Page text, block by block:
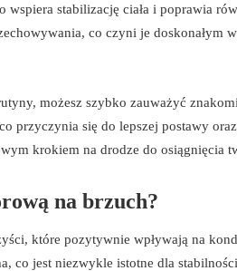
wspiera stabilizację ciała i poprawia
co czyni je doskonałym
możesz szybko zauważyć
przyczynia się do lepszej postawy
krokiem na drodze do osiągnięcia
na brzuch?
które pozytywnie wpływają na
jest niezwykle istotne dla stabilności